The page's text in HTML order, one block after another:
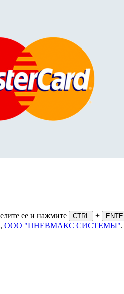
ее и нажмите CTRL +
, ООО "ПНЕВМАКС СИСТЕМЫ"